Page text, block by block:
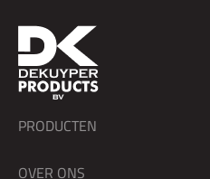
PRODUCTEN
OVER ONS